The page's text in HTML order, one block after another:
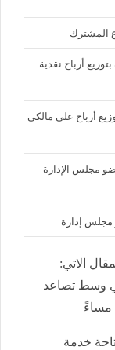
المشترك
أرباح نقدية
أرباح على مالكي
مجلس الإدارة
مجلس إدارة
الاتي:
وسط تصاعد
خدمة